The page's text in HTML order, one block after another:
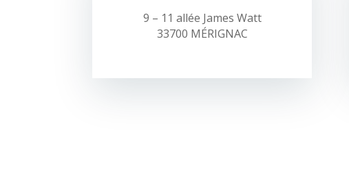
9 – 11 allée James Watt
33700 MÉRIGNAC